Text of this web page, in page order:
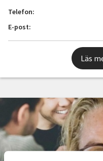
Telefon:
E-post:
Läs